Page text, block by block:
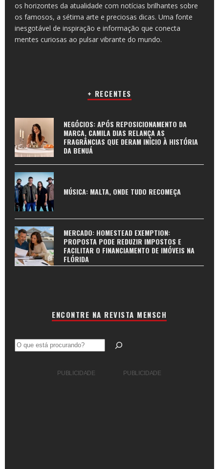
os horizontes da atualidade com notícias brilhantes sobre
os famosos, a sétima arte e preciosas dicas. Uma fonte
inesgotável de inspiração e informação que conecta
mentes curiosas ao pulsar vibrante do mundo.
+ RECENTES
NEGÓCIOS: APÓS REPOSICIONAMENTO DA
MARCA, CAMILA DIAS RELANÇA AS
FRAGRÂNCIAS QUE DERAM INÍCIO À HISTÓRIA
DA BENUÁ
MÚSICA: MALTA, ONDE TUDO RECOMEÇA
MERCADO: HOMESTEAD EXEMPTION:
PROPOSTA PODE REDUZIR IMPOSTOS E
FACILITAR O FINANCIAMENTO DE IMÓVEIS NA
FLÓRIDA
ENCONTRE NA REVISTA MENSCH
Pesquisar
PUBLICIDADE PUBLICIDADE